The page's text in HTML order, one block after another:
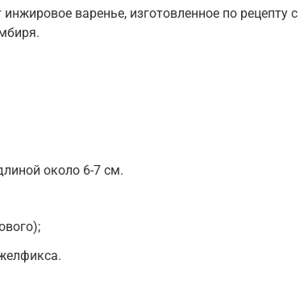
варенье, изготовленное по рецепту с
около 6-7 см.